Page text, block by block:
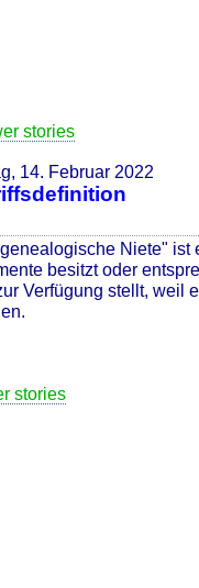
stories
14. Februar 2022
Niete" ist
besitzt oder
Verfügung stellt, weil
stories